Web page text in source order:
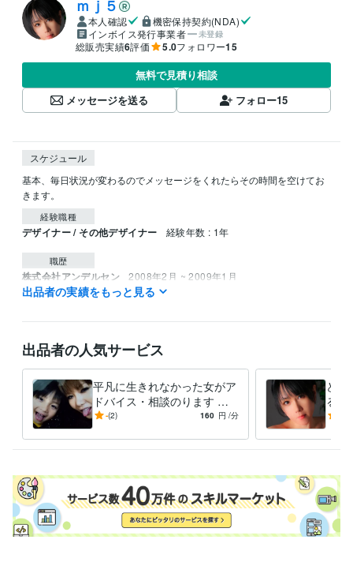
ｍｊ５
本人確認
機密保持契約(NDA)
インボイス発行事業者
未登録
総販売実績6評価 5.0フォロワー15
無料で見積り相談
メッセージを送る
フォロー15
スケジュール
基本、毎日状況が変わるのでメッセージをくれたらその時間を空けてお
きます。
経験職種
デザイナー / その他デザイナー 経験年数 : 1年
職歴
株式会社アンデルセン 2008年2月 ~ 2009年1月
ラウンジ、ホーク 1998年5月 ~ 1998年12月
秘密 2024年11月 ~ 2025年11月
資格・検定
食品衛生責任者 取得年 : 2023年
得意分野
イラスト作成・漫画制作
好きなマンガやアニメの完コピ出来る程
度。
悩み相談・カウンセリング 愚痴・DV・精神・子育て・裏・夜・風俗
出品者の実績をもっと見る
出品者の人気サービス
平凡に生きれなかった女がア
ドバイス・相談のります ど
ん底に落とされては何とか助
-(2) 160 円 /分
どん
ると
え普